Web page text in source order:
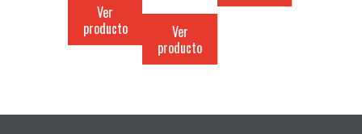
Ver
producto
Ver
producto